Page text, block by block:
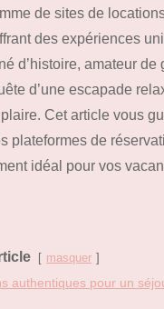
de sites de
des expériences
d’histoire, amateur de
d’une escapade
Cet article vous
plateformes de
idéal pour vos
masquer
authentiques pour un